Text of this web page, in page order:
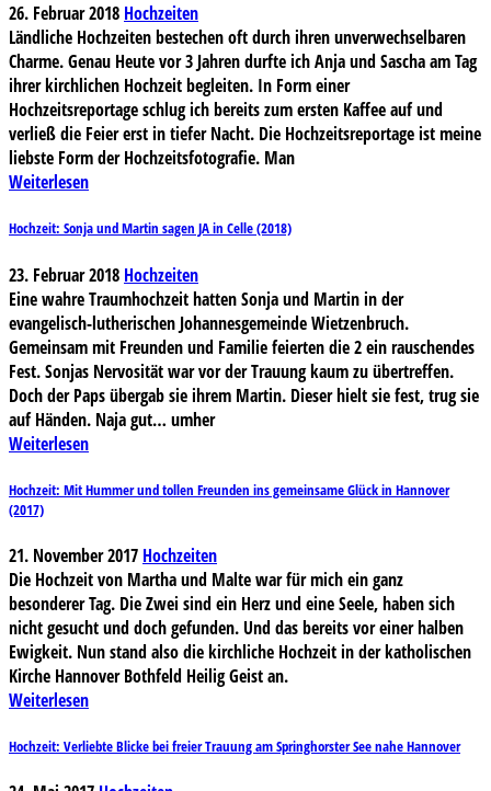
26. Februar 2018 Hochzeiten
Ländliche Hochzeiten bestechen oft durch ihren unverwechselbaren
Charme. Genau Heute vor 3 Jahren durfte ich Anja und Sascha am Tag
ihrer kirchlichen Hochzeit begleiten. In Form einer
Hochzeitsreportage schlug ich bereits zum ersten Kaffee auf und
verließ die Feier erst in tiefer Nacht. Die Hochzeitsreportage ist meine
liebste Form der Hochzeitsfotografie. Man
Weiterlesen
Hochzeit: Sonja und Martin sagen JA in Celle (2018)
23. Februar 2018 Hochzeiten
Eine wahre Traumhochzeit hatten Sonja und Martin in der
evangelisch-lutherischen Johannesgemeinde Wietzenbruch.
Gemeinsam mit Freunden und Familie feierten die 2 ein rauschendes
Fest. Sonjas Nervosität war vor der Trauung kaum zu übertreffen.
Doch der Paps übergab sie ihrem Martin. Dieser hielt sie fest, trug sie
auf Händen. Naja gut… umher
Weiterlesen
Hochzeit: Mit Hummer und tollen Freunden ins gemeinsame Glück in Hannover
(2017)
21. November 2017 Hochzeiten
Die Hochzeit von Martha und Malte war für mich ein ganz
besonderer Tag. Die Zwei sind ein Herz und eine Seele, haben sich
nicht gesucht und doch gefunden. Und das bereits vor einer halben
Ewigkeit. Nun stand also die kirchliche Hochzeit in der katholischen
Kirche Hannover Bothfeld Heilig Geist an.
Weiterlesen
Hochzeit: Verliebte Blicke bei freier Trauung am Springhorster See nahe Hannover